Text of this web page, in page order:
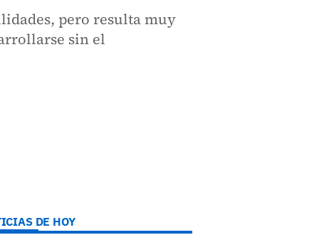
pero resulta muy
sin el
DE HOY